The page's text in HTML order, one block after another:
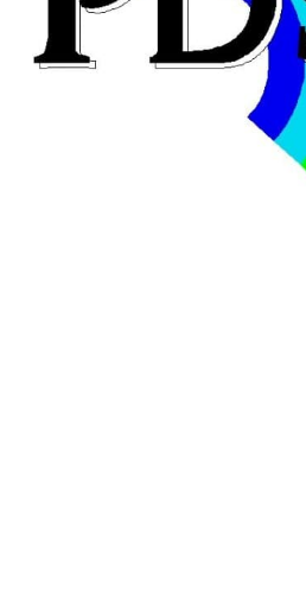
éducatives, aussi !
25 juin 2026
En Hongrie, le conservateur
Tisza "Respect et liberté" ont
contre le premier ministre sortant,